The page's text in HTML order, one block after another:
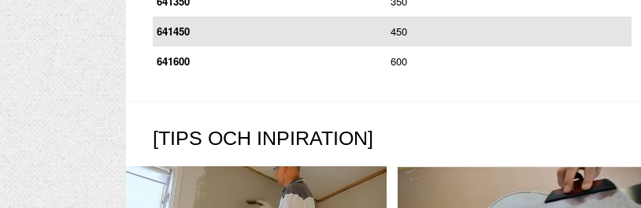
641450
450
641600
600
[TIPS OCH INPIRATION]